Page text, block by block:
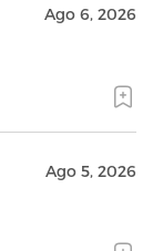
Ago 6, 2026
Ago 5, 2026